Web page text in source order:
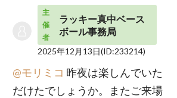
主
催
者
ラッキー真中ベース
ボール事務局
2025年12月13日(ID:233214)
@モリミコ 昨夜は楽しんでいた
だけたでしょうか。またご来場